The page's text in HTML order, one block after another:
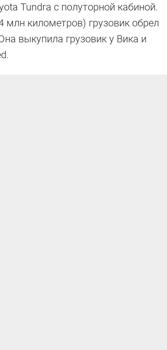
Tundra с полуторной кабиной.
млн километров) грузовик обрел
выкупила грузовик у Вика и